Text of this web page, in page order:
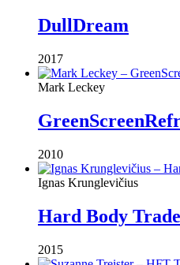
DullDream
2017
Mark Leckey
2010
Ignas Krunglevičius
Hard Body Trade
2015